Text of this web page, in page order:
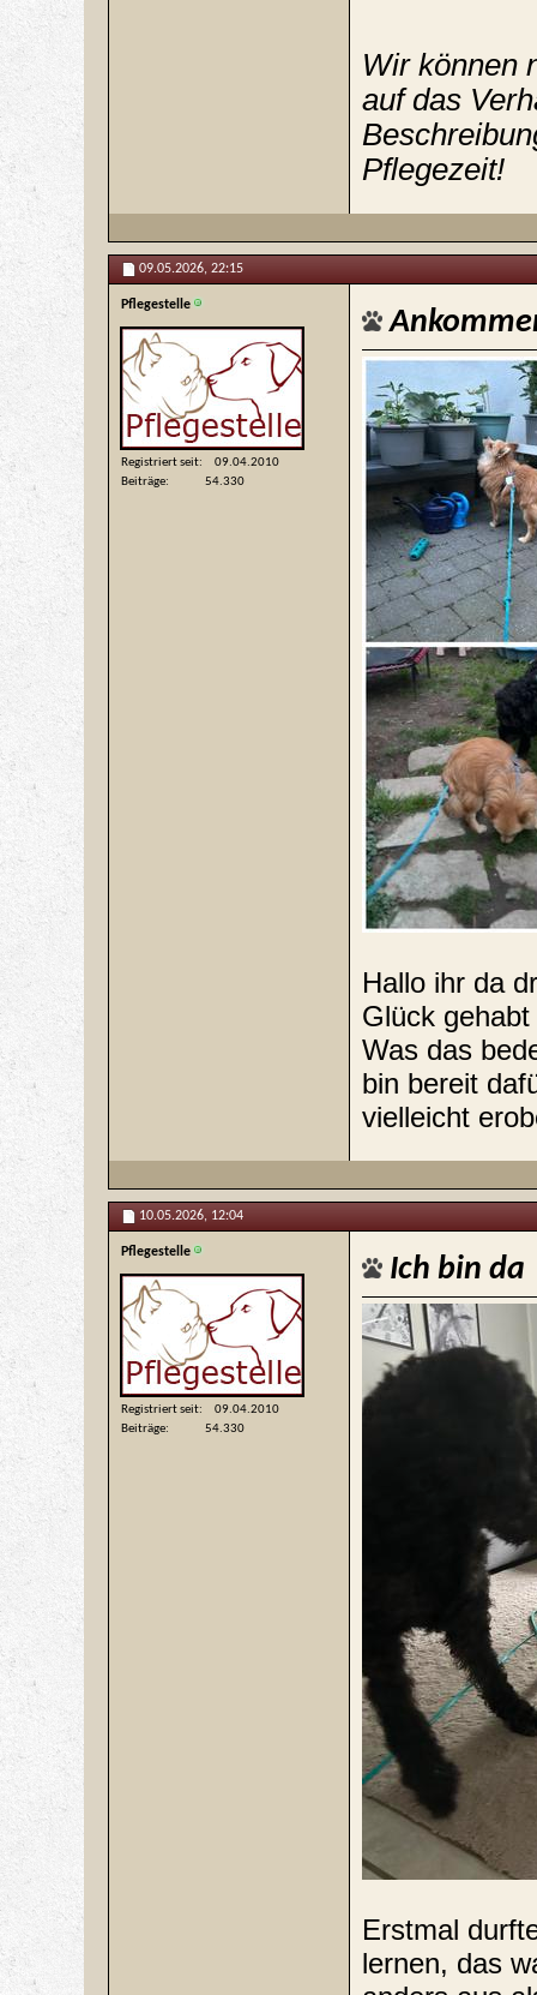
Wir können
auf das
Pflegezeit!
09.05.2026, 22:15
Pflegestelle
Registriert seit
09.04.2010
Beiträge
54.330
Hallo ihr da
Glück
Was das
bin bereit
vielleicht
10.05.2026, 12:04
Pflegestelle
Registriert seit
09.04.2010
Beiträge
54.330
Ich bin da
Erstmal
lernen, das